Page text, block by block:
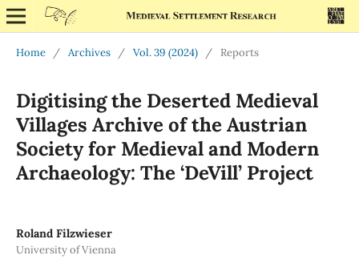
Home / Archives / Vol. 39 (2024) / Reports
Digitising the Deserted Medieval
Villages Archive of the Austrian
Society for Medieval and Modern
Archaeology: The ‘DeVill’ Project
Roland Filzwieser
University of Vienna